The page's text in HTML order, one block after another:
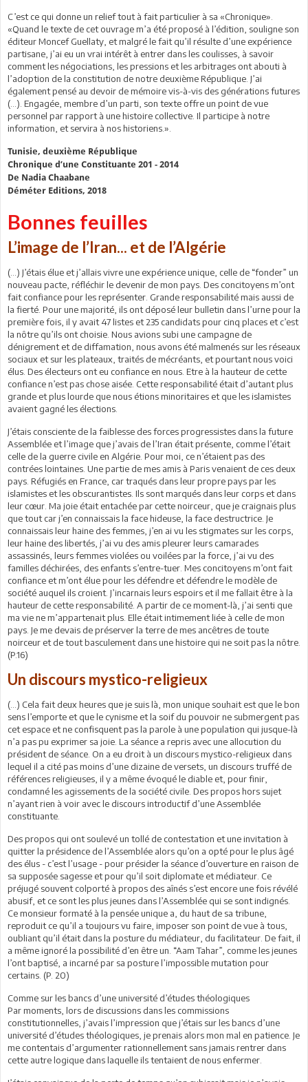
C’est ce qui donne un relief tout à fait particulier à sa «Chronique».
«Quand le texte de cet ouvrage m’a été proposé à l’édition, souligne son
éditeur Moncef Guellaty, et malgré le fait qu’il résulte d’une expérience
partisane, j’ai eu un vrai intérêt à entrer dans les coulisses, à savoir
comment les négociations, les pressions et les arbitrages ont abouti à
l’adoption de la constitution de notre deuxième République. J’ai
également pensé au devoir de mémoire vis-à-vis des générations futures
(...). Engagée, membre d’un parti, son texte offre un point de vue
personnel par rapport à une histoire collective. Il participe à notre
information, et servira à nos historiens.».
Tunisie, deuxième République
Chronique d’une Constituante 201 - 2014
De Nadia Chaabane
Déméter Editions, 2018
Bonnes feuilles
L’image de l’Iran... et de l’Algérie
(…) J’étais élue et j’allais vivre une expérience unique, celle de “fonder” un
nouveau pacte, réfléchir le devenir de mon pays. Des concitoyens m’ont
fait confiance pour les représenter. Grande responsabilité mais aussi de
la fierté. Pour une majorité, ils ont déposé leur bulletin dans l’urne pour la
première fois, il y avait 47 listes et 235 candidats pour cinq places et c’est
la nôtre qu’ils ont choisie. Nous avions subi une campagne de
dénigrement et de diffamation, nous avons été malmenés sur les réseaux
sociaux et sur les plateaux, traités de mécréants, et pourtant nous voici
élus. Des électeurs ont eu confiance en nous. Etre à la hauteur de cette
confiance n’est pas chose aisée. Cette responsabilité était d’autant plus
grande et plus lourde que nous étions minoritaires et que les islamistes
avaient gagné les élections.
J’étais consciente de la faiblesse des forces progressistes dans la future
Assemblée et l’image que j’avais de l’Iran était présente, comme l’était
celle de la guerre civile en Algérie. Pour moi, ce n’étaient pas des
contrées lointaines. Une partie de mes amis à Paris venaient de ces deux
pays. Réfugiés en France, car traqués dans leur propre pays par les
islamistes et les obscurantistes. Ils sont marqués dans leur corps et dans
leur cœur. Ma joie était entachée par cette noirceur, que je craignais plus
que tout car j’en connaissais la face hideuse, la face destructrice. Je
connaissais leur haine des femmes, j’en ai vu les stigmates sur les corps,
leur haine des libertés, j’ai vu des amis pleurer leurs camarades
assassinés, leurs femmes violées ou voilées par la force, j’ai vu des
familles déchirées, des enfants s’entre-tuer. Mes concitoyens m’ont fait
confiance et m’ont élue pour les défendre et défendre le modèle de
société auquel ils croient. J’incarnais leurs espoirs et il me fallait être à la
hauteur de cette responsabilité. A partir de ce moment-là, j’ai senti que
ma vie ne m’appartenait plus. Elle était intimement liée à celle de mon
pays. Je me devais de préserver la terre de mes ancêtres de toute
noirceur et de tout basculement dans une histoire qui ne soit pas la nôtre.
(P.16)
Un discours mystico-religieux
(…) Cela fait deux heures que je suis là, mon unique souhait est que le bon
sens l’emporte et que le cynisme et la soif du pouvoir ne submergent pas
cet espace et ne confisquent pas la parole à une population qui jusque-là
n’a pas pu exprimer sa joie. La séance a repris avec une allocution du
président de séance. On a eu droit à un discours mystico-religieux dans
lequel il a cité pas moins d’une dizaine de versets, un discours truffé de
références religieuses, il y a même évoqué le diable et, pour finir,
condamné les agissements de la société civile. Des propos hors sujet
n’ayant rien à voir avec le discours introductif d’une Assemblée
constituante.
Des propos qui ont soulevé un tollé de contestation et une invitation à
quitter la présidence de l’Assemblée alors qu’on a opté pour le plus âgé
des élus - c’est l’usage - pour présider la séance d’ouverture en raison de
sa supposée sagesse et pour qu’il soit diplomate et médiateur. Ce
préjugé souvent colporté à propos des aînés s’est encore une fois révélé
abusif, et ce sont les plus jeunes dans l’Assemblée qui se sont indignés.
Ce monsieur formaté à la pensée unique a, du haut de sa tribune,
reproduit ce qu’il a toujours vu faire, imposer son point de vue à tous,
oubliant qu’il était dans la posture du médiateur, du facilitateur. De fait, il
a même ignoré la possibilité d’en être un. “Aam Tahar”, comme les jeunes
l’ont baptisé, a incarné par sa posture l’impossible mutation pour
certains. (P. 20)
Comme sur les bancs d’une université d’études théologiques
Par moments, lors de discussions dans les commissions
constitutionnelles, j’avais l’impression que j’étais sur les bancs d’une
université d’études théologiques, je prenais alors mon mal en patience. Je
me contentais d’argumenter rationnellement sans jamais rentrer dans
cette autre logique dans laquelle ils tentaient de nous enfermer.